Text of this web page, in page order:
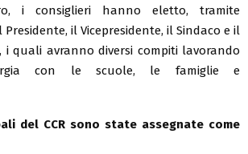
i consiglieri hanno eletto, tramite
il Vicepresidente, il Sindaco e il
i quali avranno diversi compiti lavorando
con le scuole, le famiglie e
del CCR sono state assegnate come